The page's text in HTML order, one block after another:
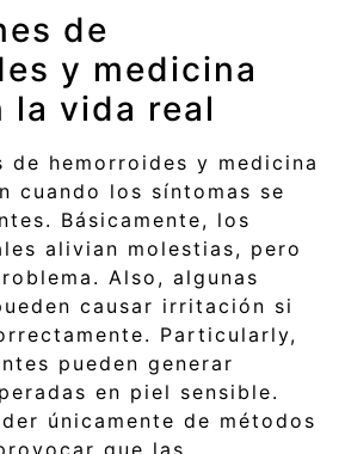
de
y medicina
la vida real
de hemorroides y medicina
cuando los síntomas se
Básicamente, los
alivian molestias, pero
Also, algunas
causar irritación si
Particularly,
pueden generar
en piel sensible.
únicamente de métodos